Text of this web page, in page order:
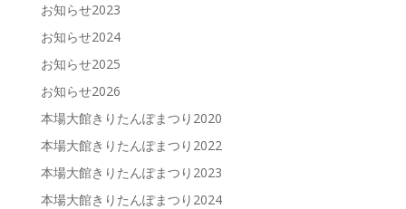
お知らせ2023
お知らせ2024
お知らせ2025
お知らせ2026
本場大館きりたんぽまつり2020
本場大館きりたんぽまつり2022
本場大館きりたんぽまつり2023
本場大館きりたんぽまつり2024